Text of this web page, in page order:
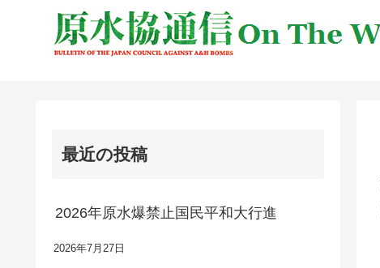
最近の投稿
2026年原水爆禁止国民平和大行進
2026年7月27日